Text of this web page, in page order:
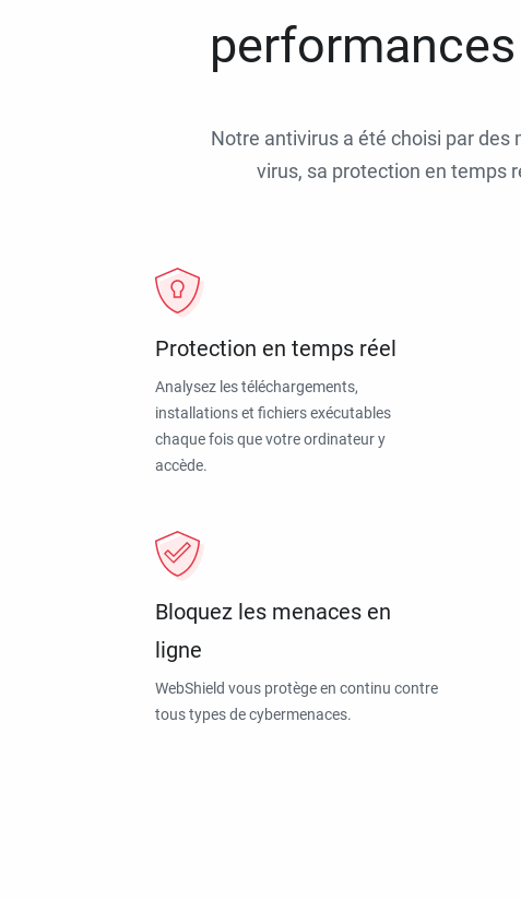
Notre antivirus a été choisi par
virus, sa protection en temps
Protection en temps réel
Analysez les téléchargements,
installations et fichiers exécutables
chaque fois que votre ordinateur y
accède.
Bloquez les menaces en
ligne
WebShield vous protège en continu contre
tous types de cybermenaces.